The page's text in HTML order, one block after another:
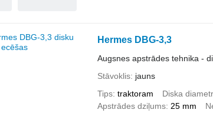
Hermes DBG-3,3
Augsnes apstrādes tehnika -
Stāvoklis jauns
Tips traktoram Diska
Apstrādes dziļums 25 mm